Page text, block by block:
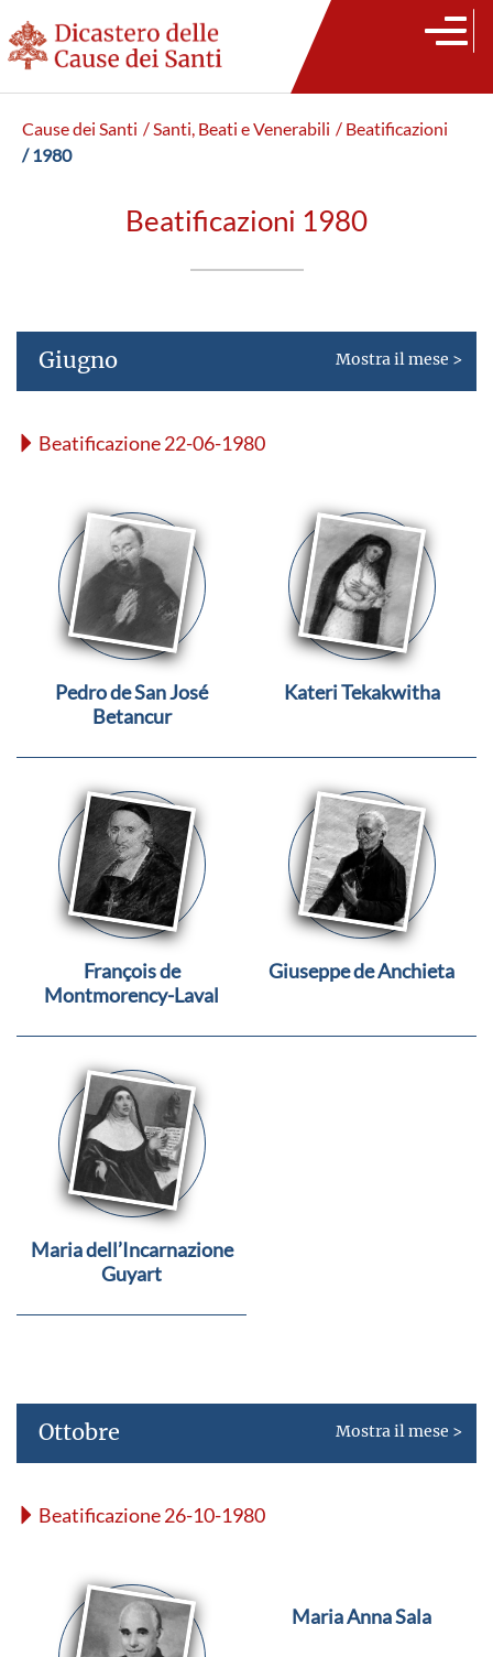
Cause dei Santi / Santi, Beati e Venerabili / Beatificazioni
/ 1980
Beatificazioni 1980
Giugno Mostra il mese >
Beatificazione 22-06-1980
Pedro de San José
Betancur
Kateri Tekakwitha
François de
Montmorency-Laval
Giuseppe de Anchieta
Maria dell’Incarnazione
Guyart
Ottobre Mostra il mese >
Beatificazione 26-10-1980
Maria Anna Sala